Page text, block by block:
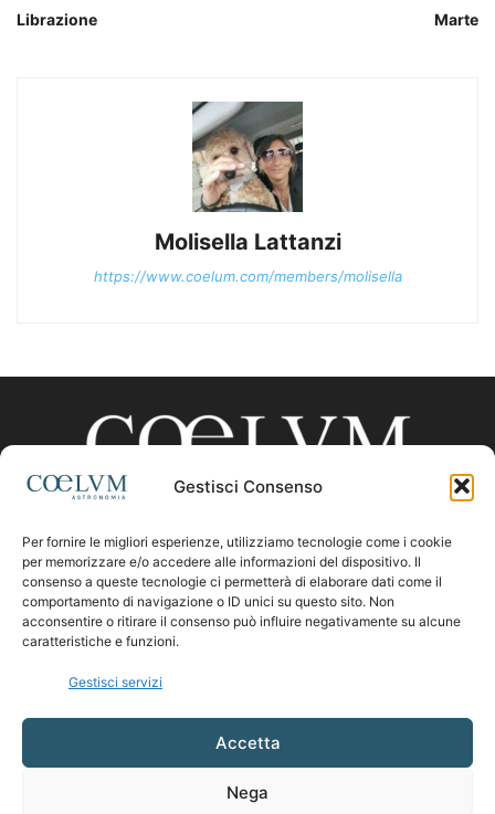
Gestisci Consenso
Per fornire le migliori esperienze, utilizziamo tecnologie come i cookie
per memorizzare e/o accedere alle informazioni del dispositivo. Il
consenso a queste tecnologie ci permetterà di elaborare dati come il
comportamento di navigazione o ID unici su questo sito. Non
acconsentire o ritirare il consenso può influire negativamente su alcune
caratteristiche e funzioni.
Gestisci servizi
Accetta
Nega
Librazione Marte
Molisella Lattanzi
https://www.coelum.com/members/molisella
CHI SIAMO
Contattaci:coelumastro@coelum.com